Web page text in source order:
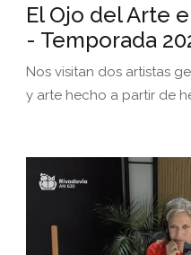
El Ojo del Arte
- Temporada
Nos visitan dos artistas
y arte hecho a partir de